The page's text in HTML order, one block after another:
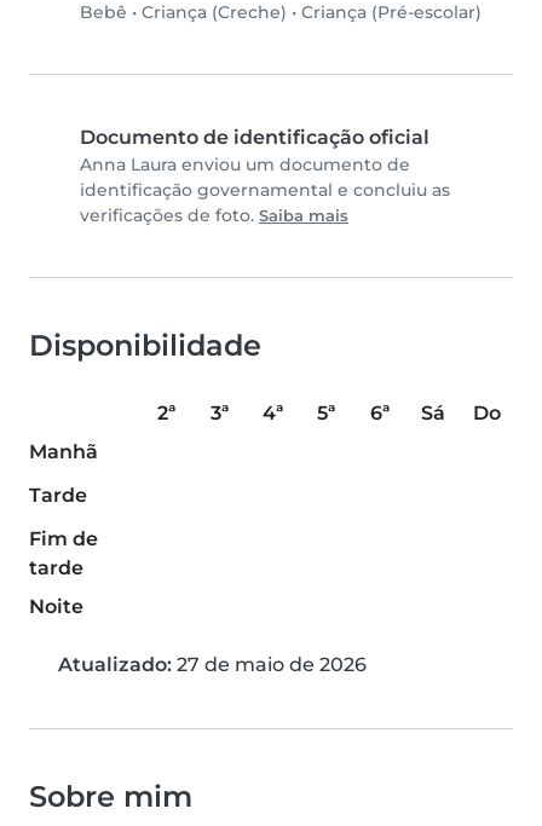
Bebê • Criança (Creche) • Criança (Pré-escolar)
Documento de identificação oficial
Anna Laura enviou um documento de
identificação governamental e concluiu as
verificações de foto. Saiba mais
Disponibilidade
2ª 3ª 4ª 5ª 6ª Sá
Do
Manhã
Tarde
Fim de
tarde
Noite
Atualizado: 27 de maio de 2026
Sobre mim